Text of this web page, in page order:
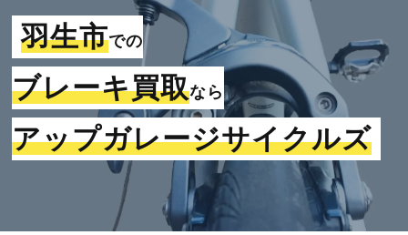
羽生市での
ブレーキ買取なら
アップガレージサイクルズ